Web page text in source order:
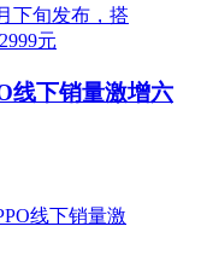
线下销量激增六